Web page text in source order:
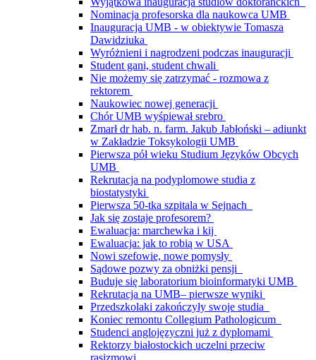
Nominacja profesorska dla naukowca UMB
Inauguracja UMB - w obiektywie Tomasza
Dawidziuka
Wyróżnieni i nagrodzeni podczas inauguracji
Student gani, student chwali
Nie możemy się zatrzymać - rozmowa z
rektorem
Naukowiec nowej generacji
Chór UMB wyśpiewał srebro
Zmarł dr hab. n. farm. Jakub Jabłoński – adiunkt
w Zakładzie Toksykologii UMB
Pierwsza pół wieku Studium Języków Obcych
UMB
Rekrutacja na podyplomowe studia z
biostatystyki
Pierwsza 50-tka szpitala w Sejnach
Jak się zostaje profesorem?
Ewaluacja: marchewka i kij
Ewaluacja: jak to robią w USA
Nowi szefowie, nowe pomysły
Sądowe pozwy za obniżki pensji
Buduje się laboratorium bioinformatyki UMB
Rekrutacja na UMB– pierwsze wyniki
Przedszkolaki zakończyły swoje studia
Koniec remontu Collegium Pathologicum
Studenci anglojęzyczni już z dyplomami
Rektorzy białostockich uczelni przeciw
rasizmowi